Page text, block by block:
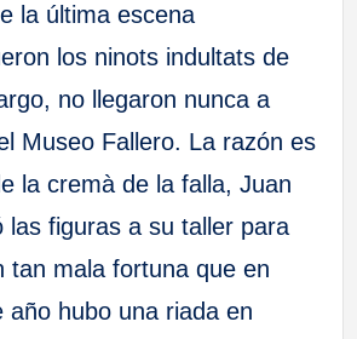
la última escena
los ninots indultats de
no llegaron nunca a
Museo Fallero. La razón es
la cremà de la falla, Juan
las figuras a su taller para
tan mala fortuna que en
año hubo una riada en